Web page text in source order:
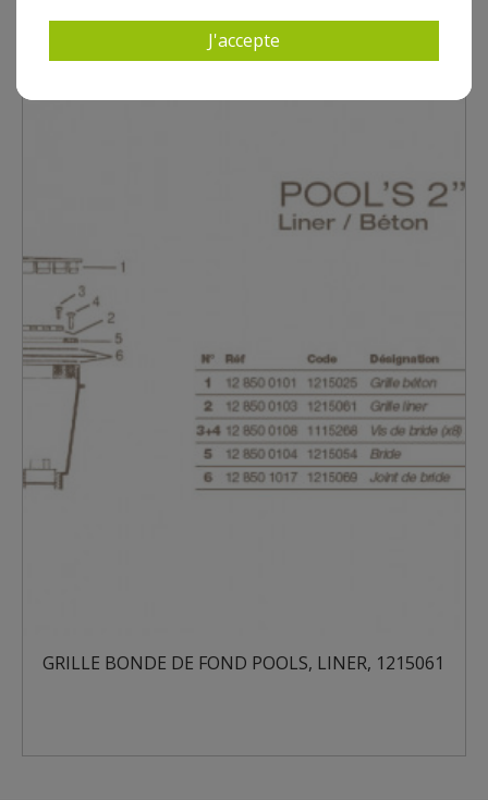
GRILLE BONDE DE FOND POOLS, LINER, 1215061
J'accepte